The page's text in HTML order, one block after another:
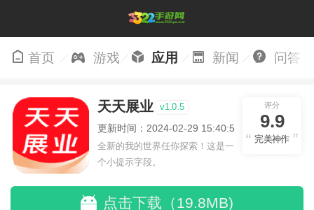
首页 游戏 应用 新闻 问答
天天展业 v1.0.5
更新时间：2024-02-29 15:40:55
全新的我的世界任你探索！这是一
个小提示字段。
评分
9.9
完美神作
点击下载（19.8MB)